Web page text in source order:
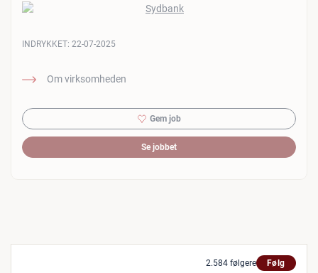
Om virksomheden
INDRYKKET: 22-07-2025
Gem job
Se jobbet
2.584 følgere Følg